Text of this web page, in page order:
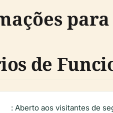
de
: Aberto aos visitantes de